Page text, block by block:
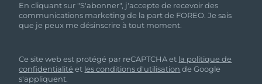
En cliquant sur "S'abonner", j'accepte de recevoir des
communications marketing de la part de FOREO. Je sais
que je peux me désinscrire à tout moment.
Ce site web est protégé par reCAPTCHA et la politique de
confidentialité et les conditions d'utilisation de Google
s'appliquent.